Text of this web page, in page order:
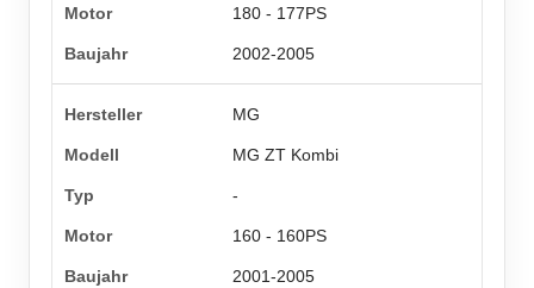
180 - 177PS
2002-2005
MG
MG ZT Kombi
-
160 - 160PS
2001-2005